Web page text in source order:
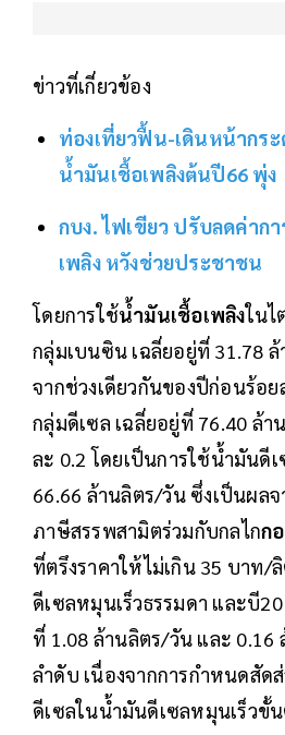
ข่าวที่เกี่ยวข้อง
ท่องเที่ยวฟื้น-เดินหน้ากร
น้ำมันเชื้อเพลิงต้นปี66 พุ่ง
กบง. ไฟเขียว ปรับลดค่าก
เพลิง หวังช่วยประชาชน
โดยการใช้น้ำมันเชื้อเพลิงในไ
กลุ่มเบนซิน เฉลี่ยอยู่ที่ 31.78
จากช่วงเดียวกันของปีก่อนร้อ
กลุ่มดีเซล เฉลี่ยอยู่ที่ 76.40 ล้
ละ 0.2 โดยเป็นการใช้น้ำมันดี
66.66 ล้านลิตร/วัน ซึ่งเป็นผล
ภาษีสรรพสามิตร่วมกับกลไกก
ที่ตรึงราคาให้ไม่เกิน 35 บาท
ดีเซลหมุนเร็วธรรมดา และบี
ที่ 1.08 ล้านลิตร/วัน และ 0.16
ลำดับ เนื่องจากการกำหนดสัด
ดีเซลในน้ำมันดีเซลหมุนเร็วขั้